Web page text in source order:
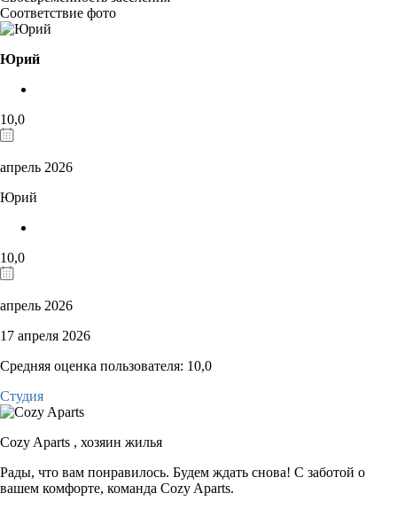
Соответствие фото
Юрий
10,0
апрель 2026
Юрий
10,0
апрель 2026
17 апреля 2026
Средняя оценка пользователя: 10,0
Студия
Cozy Aparts , хозяин жилья
Рады, что вам понравилось. Будем ждать снова! С заботой о
вашем комфорте, команда Cozy Aparts.